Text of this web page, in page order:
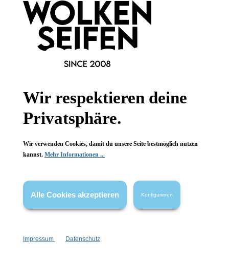
Informationen
Gesetzliche Informationen
Wissenswertes
Vertrag widerrufen
wenn nicht anders angegeben.
Wir respektieren deine
Privatsphäre.
Wir verwenden Cookies, damit du unsere Seite bestmöglich nutzen
kannst. Mehr Informationen ...
Alle Cookies akzeptieren Konfigurieren
Impressum Datenschutz